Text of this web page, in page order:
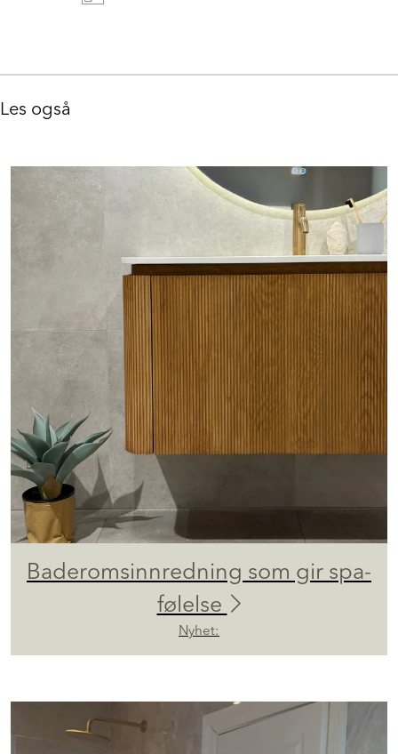
Les også
Baderomsinnredning som gir spa-
følelse
Nyhet: